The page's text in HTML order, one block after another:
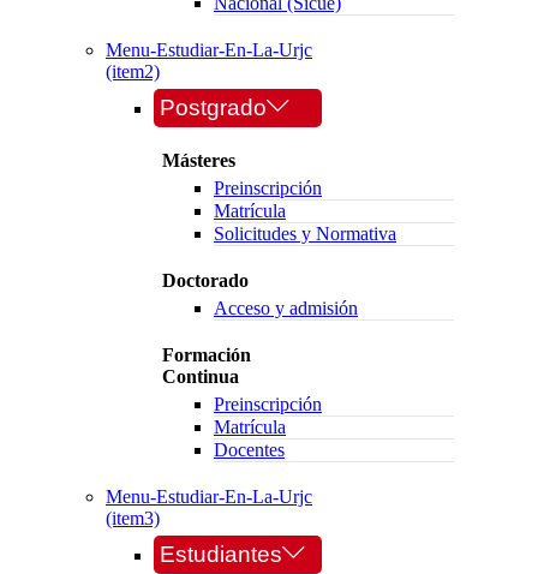
Menu-Estudiar-En-La-Urjc
(item2)
Postgrado
Másteres
Preinscripción
Matrícula
Solicitudes y Normativa
Doctorado
Acceso y admisión
Formación
Continua
Preinscripción
Matrícula
Docentes
Menu-Estudiar-En-La-Urjc
(item3)
Estudiantes